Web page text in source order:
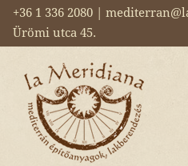
+36 1 336 2080 |
Ürömi utca 45.